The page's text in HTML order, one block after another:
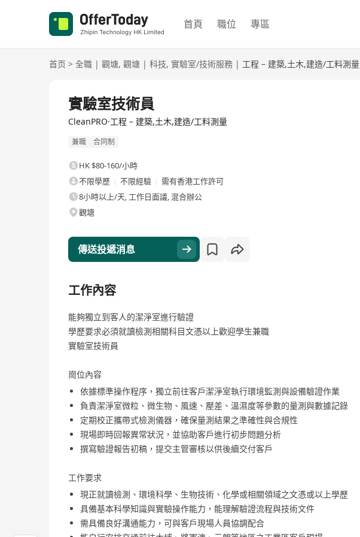
首頁 職位 專區
首页 > 全職 | 觀塘, 觀塘 | 科技, 實驗室/技術服務 | 工程 – 建築,土木,建造/工料測量
實驗室技術員
CleanPRO·工程 – 建築,土木,建造/工料測量
兼職 合同制
HK $80-160/小時
不限學歷
不限經驗
需有香港工作許可
8小時以上/天, 工作日面議, 混合辦公
觀塘
傳送投遞消息
工作內容
能夠獨立到客人的潔淨室進行驗證
學歷要求必須就讀檢測相關科目文憑以上歡迎學生兼職
實驗室技術員
崗位內容
依據標準操作程序，獨立前往客戶潔淨室執行環境監測與設備驗證作業
負責潔淨室微粒、微生物、風速、壓差、溫濕度等參數的量測與數據記錄
定期校正攜帶式檢測儀器，確保量測結果之準確性與合規性
現場即時回報異常狀況，並協助客戶進行初步問題分析
撰寫驗證報告初稿，提交主管審核以供後續交付客戶
工作要求
現正就讀檢測、環境科學、生物技術、化學或相關領域之文憑或以上學歷
具備基本科學知識與實驗操作能力，能理解驗證流程與技術文件
需具備良好溝通能力，可與客戶現場人員協調配合